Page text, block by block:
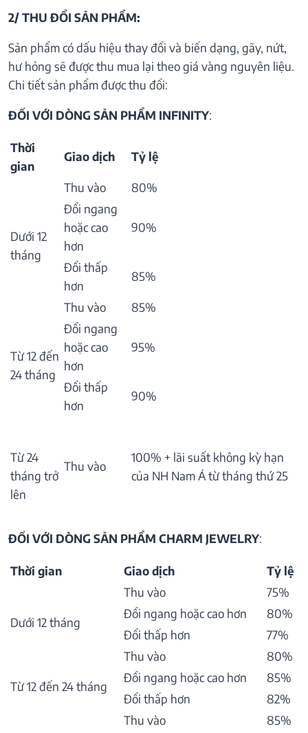
2/ THU ĐỔI SẢN PHẨM:
Sản phẩm có dấu hiệu thay đổi và biến dạng, gãy, nứt,
hư hỏng sẽ được thu mua lại theo giá vàng nguyên liệu.
Chi tiết sản phẩm được thu đổi:
ĐỐI VỚI DÒNG SẢN PHẨM INFINITY:
Thời
gian
Giao dịch Tỷ lệ
Dưới 12
tháng
Thu vào
80%
Đổi ngang
hoặc cao
hơn
90%
Đổi thấp
hơn
85%
Từ 12 đến
24 tháng
Thu vào
85%
Đổi ngang
hoặc cao
hơn
95%
Đổi thấp
hơn
90%
Từ 24
tháng trở
lên
Thu vào
100% + lãi suất không kỳ hạn
của NH Nam Á từ tháng thứ 25
ĐỐI VỚI DÒNG SẢN PHẨM CHARM JEWELRY:
Thời gian Giao dịch Tỷ lệ
Dưới 12 tháng
Thu vào
75%
Đổi ngang hoặc cao hơn
80%
Đổi thấp hơn
77%
Từ 12 đến 24 tháng
Thu vào
80%
Đổi ngang hoặc cao hơn
85%
Đổi thấp hơn
82%
Thu vào
85%